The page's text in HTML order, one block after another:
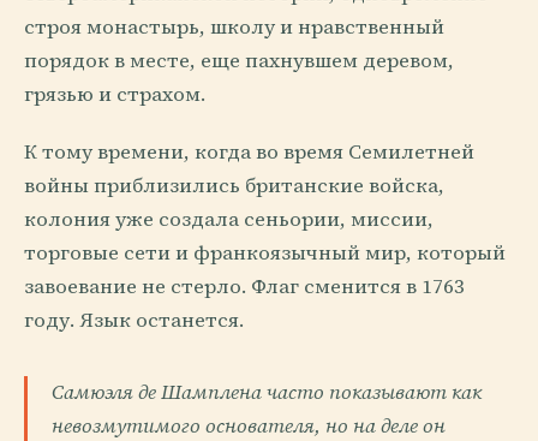
строя монастырь, школу и нравственный
порядок в месте, еще пахнувшем деревом,
грязью и страхом.
К тому времени, когда во время Семилетней
войны приблизились британские войска,
колония уже создала сеньории, миссии,
торговые сети и франкоязычный мир, который
завоевание не стерло. Флаг сменится в 1763
году. Язык останется.
Самюэля де Шамплена часто показывают как
невозмутимого основателя, но на деле он